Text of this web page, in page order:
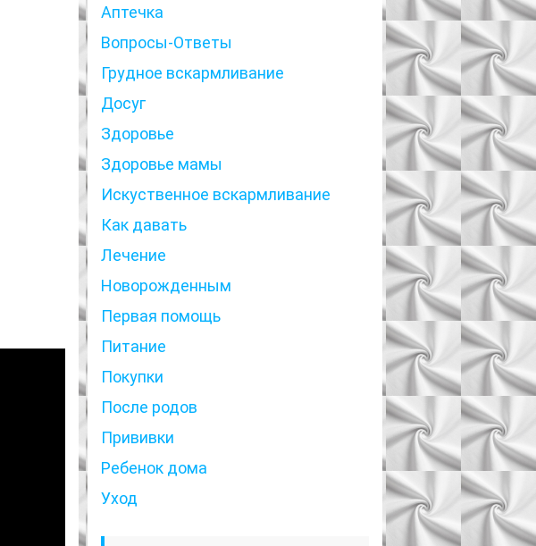
Аптечка
Вопросы-Ответы
Грудное вскармливание
Досуг
Здоровье
Здоровье мамы
Искуственное вскармливание
Как давать
Лечение
Новорожденным
Первая помощь
Питание
Покупки
После родов
Прививки
Ребенок дома
Уход